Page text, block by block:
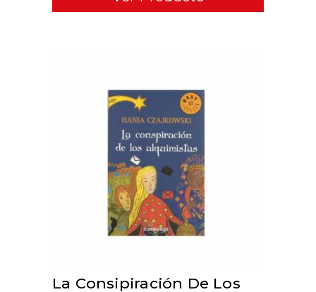
ADD TO CART
La Consipiración De Los